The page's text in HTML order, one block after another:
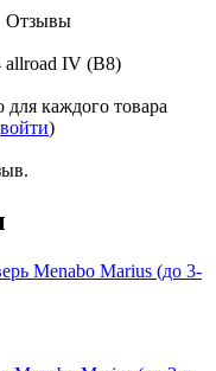
Отзывы
allroad IV (B8)
для каждого товара
войти)